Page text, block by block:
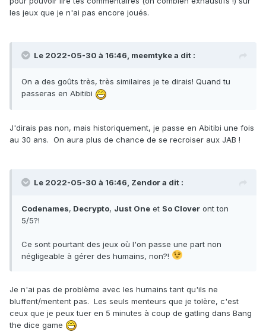
les jeux que je n'ai pas encore joués.
Le 2022-05-30 à 16:46, meemtykea dit :
On a des goûts très, très similaires je te dirais! Quand tu
passeras en Abitibi
J'dirais pas non, mais historiquement, je passe en Abitibi une fois
au 30 ans. On aura plus de chance de se recroiser aux JAB !
Le 2022-05-30 à 16:46, Zendora dit :
Codenames, Decrypto, Just One et So Clover ont ton
5/5?!
Ce sont pourtant des jeux où l'on passe une part non
négligeable à gérer des humains, non?!
Je n'ai pas de problème avec les humains tant qu'ils ne
bluffent/mentent pas. Les seuls menteurs que je tolère, c'est
ceux que je peux tuer en 5 minutes à coup de gatling dans Bang
the dice game